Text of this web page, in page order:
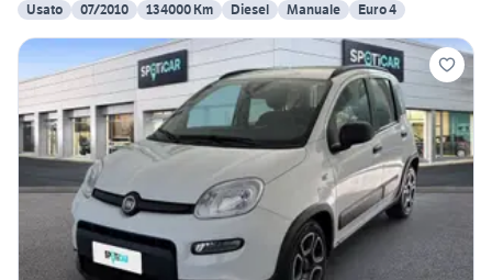
Usato
07/2010 134000 Km Diesel Manuale Euro 4